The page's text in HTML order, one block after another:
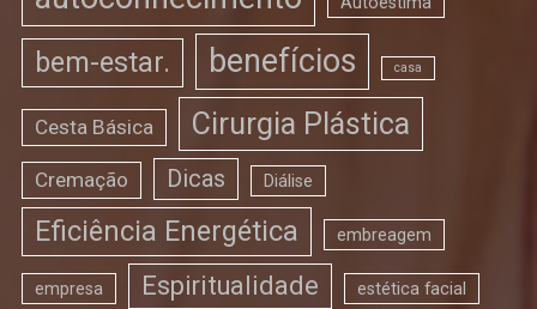
bem-estar. benefícios casa
Cesta Básica Cirurgia Plástica
Cremação Dicas Diálise
Eficiência Energética embreagem
empresa Espiritualidade estética facial